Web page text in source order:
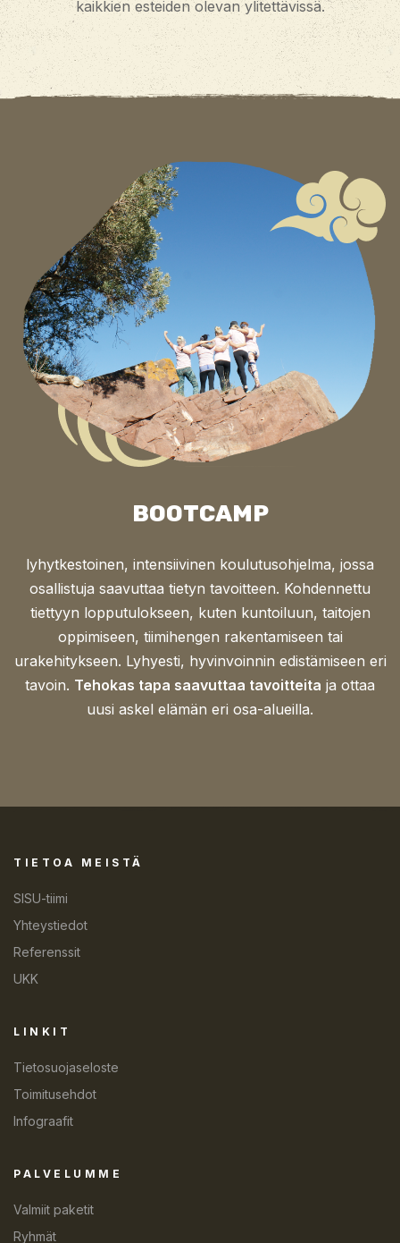
kaikkien esteiden olevan ylitettävissä.
BOOTCAMP
lyhytkestoinen, intensiivinen koulutusohjelma, jossa
osallistuja saavuttaa tietyn tavoitteen. Kohdennettu
tiettyyn lopputulokseen, kuten kuntoiluun, taitojen
oppimiseen, tiimihengen rakentamiseen tai
urakehitykseen. Lyhyesti, hyvinvoinnin edistämiseen eri
tavoin. Tehokas tapa saavuttaa tavoitteita ja ottaa
uusi askel elämän eri osa-alueilla.
TIETOA MEISTÄ
SISU-tiimi
Yhteystiedot
Referenssit
UKK
PALVELUMME
Valmiit paketit
Ryhmät
LINKIT
Tietosuojaseloste
Toimitusehdot
Infograafit